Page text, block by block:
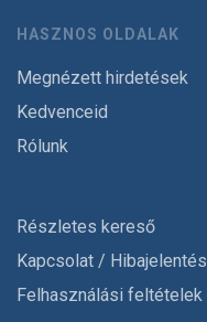
HASZNOS OLDALAK
Megnézett hirdetések
Kedvenceid
Rólunk
Részletes kereső
Kapcsolat / Hibajelentés
Felhasználási feltételek